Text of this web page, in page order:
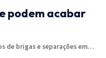
podem acabar
de brigas e separações em…